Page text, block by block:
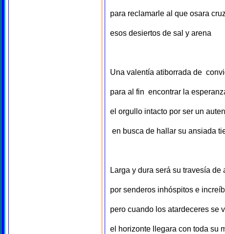
para reclamarle al que osara
esos desiertos de sal y arena
Una valentía atiborrada de
para al fin encontrar la
el orgullo intacto por ser un
en busca de hallar su ansiada
Larga y dura será su travesía de
por senderos inhóspitos e
pero cuando los atardeceres se
el horizonte llegara con toda su